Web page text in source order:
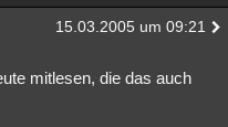
15.03.2005 um 09:21
mitlesen, die das auch